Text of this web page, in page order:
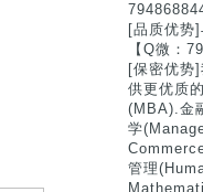
794868844
[品质优势
【Q微：
[保密优势
供更优质
(MBA).金
学
管理